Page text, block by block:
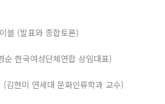
블 (발표와 종합토론)
한국여성단체연합 상임대표)
현미 연세대 문화인류학과 교수)